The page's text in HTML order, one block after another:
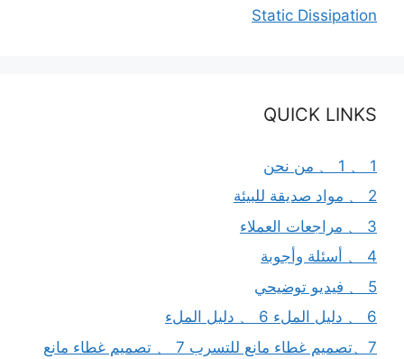
Static Dissipation
QUICK LINKS
1 、 1 、 من نحن
2 、 مواد صديقة للبيئة
3 、 مراجعات العملاء
4 、 أسئلة وأجوبة
5 、 فيديو توضيحي
6 、 دليل الملء 6 、 دليل الملء
7、تصميم غطاء مانع للتسرب 7 、 تصميم غطاء مانع